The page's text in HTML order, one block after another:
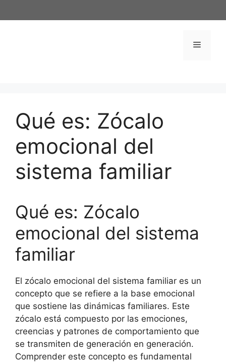
al
Menú
Qué es: Zócalo
emocional del
sistema familiar
Qué es: Zócalo
emocional del sistema
familiar
El zócalo emocional del sistema familiar es un
concepto que se refiere a la base emocional
que sostiene las dinámicas familiares. Este
zócalo está compuesto por las emociones,
creencias y patrones de comportamiento que
se transmiten de generación en generación.
Comprender este concepto es fundamental